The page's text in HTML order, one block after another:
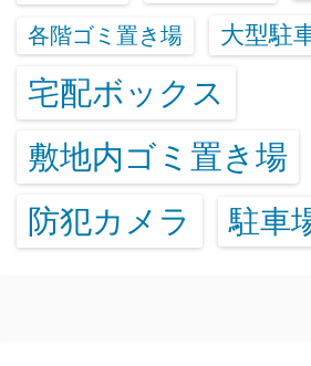
各階ゴミ置き場 大型駐
宅配ボックス
敷地内ゴミ置き場
防犯カメラ 駐車